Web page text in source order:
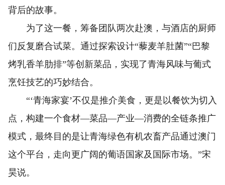
背后的故事。
为了这一餐，筹备团队两次赴澳，与酒店的厨师
们反复磨合试菜。通过探索设计“藜麦羊肚菌”“巴黎
烤乳香羊肋排”等创新菜品，实现了青海风味与葡式
烹饪技艺的巧妙结合。
“‘青海家宴’不仅是推介美食，更是以餐饮为切入
点，构建一个食材—菜品—产业—消费的全链条推广
模式，最终目的是让青海绿色有机农畜产品通过澳门
这个平台，走向更广阔的葡语国家及国际市场。”宋
昊说。